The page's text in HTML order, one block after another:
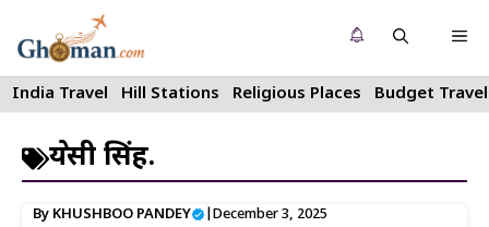
to
content
India Travel Hill Stations Religious Places Budget Travel
श्रेयसी सिंह.
By KHUSHBOO PANDEY December 3, 2025